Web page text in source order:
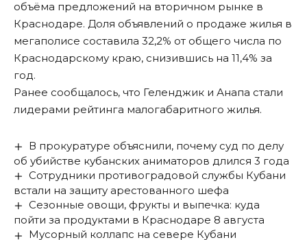
объёма предложений на вторичном рынке в
Краснодаре. Доля объявлений о продаже жилья в
мегаполисе составила 32,2% от общего числа по
Краснодарскому краю, снизившись на 11,4% за
год.
Ранее сообщалось, что Геленджик и Анапа стали
лидерами рейтинга малогабаритного жилья.
В прокуратуре объяснили, почему суд по делу
об убийстве кубанских аниматоров длился 3 года
Сотрудники противоградовой службы Кубани
встали на защиту арестованного шефа
Сезонные овощи, фрукты и выпечка: куда
пойти за продуктами в Краснодаре 8 августа
Мусорный коллапс на севере Кубани